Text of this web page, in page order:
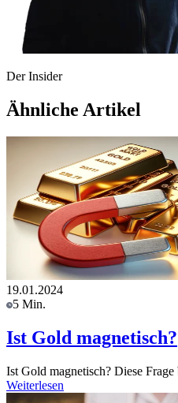
Der Insider
Ähnliche Artikel
19.01.2024
5 Min.
Ist Gold magnetisch?
Ist Gold magnetisch? Diese
Weiterlesen